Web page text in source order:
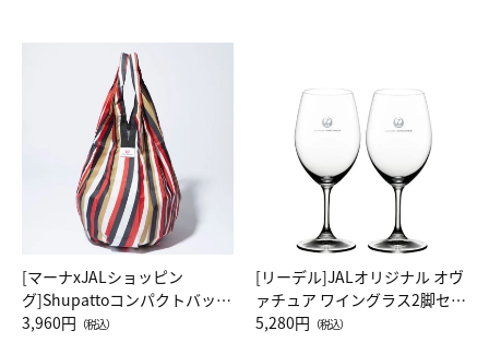
[マーナxJALショッピン
グ]Shupattoコンパクトバッグ
Drop JAL客室乗務員（LC）ス
3,960円 （税込）
[リーデル]JALオリジナル オヴ
ァチュア ワイングラス2脚セッ
ト（レッドワイン）
5,280円 （税込）